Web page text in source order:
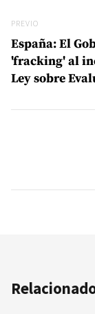
Previo
PREVIO
España: El
'fracking' al
Ley sobre